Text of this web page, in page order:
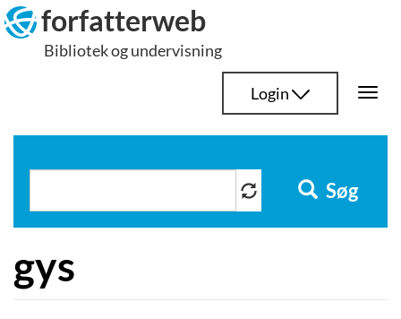
Hop
til
indhold
forfatterweb
Bibliotek og undervisning
Login
Søg
gys